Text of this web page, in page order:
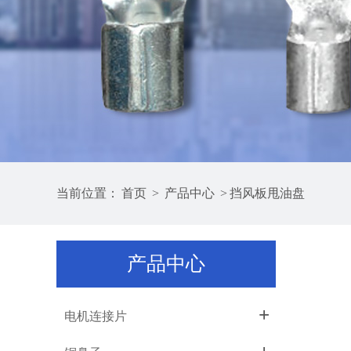
当前位置： 首页 > 产品中心 > 挡风板甩油盘
产品中心
电机连接片 +